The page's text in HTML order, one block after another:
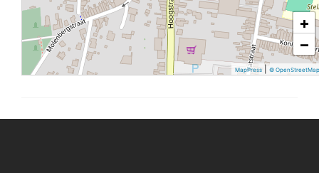
+
−
MapPress © OpenStreetMap